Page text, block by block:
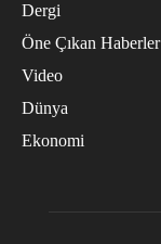
Dergi
Öne Çıkan Haberler
Video
Dünya
Ekonomi